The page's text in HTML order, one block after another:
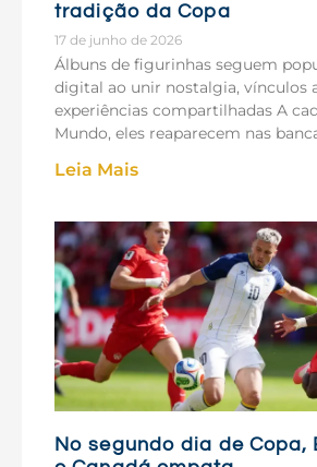
tradição da Copa
17 de junho de 2026
Álbuns de figurinhas seguem
digital ao unir nostalgia, vínculos
experiências compartilhadas A
Mundo, eles reaparecem nas
Leia Mais
No segundo dia de Copa,